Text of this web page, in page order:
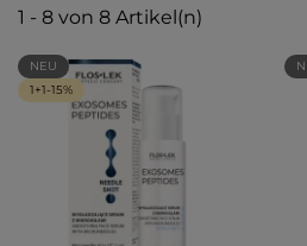
1 - 8 von 8 Artikel(n)
NEU
1+1-15%